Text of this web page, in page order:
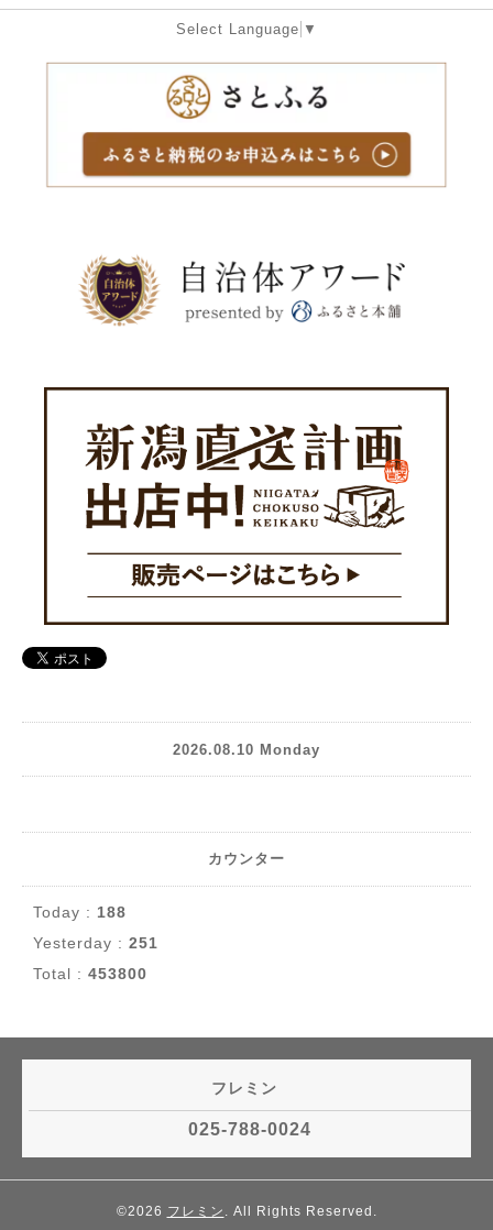
Select Language ▼
2026.08.10 Monday
カウンター
Today : 188
Yesterday : 251
Total : 453800
フレミン
025-788-0024
©2026 フレミン . All Rights Reserved.